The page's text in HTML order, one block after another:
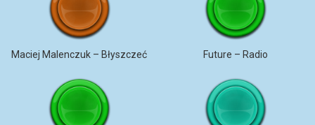
Maciej Malenczuk – Błyszczeć Future – Radio